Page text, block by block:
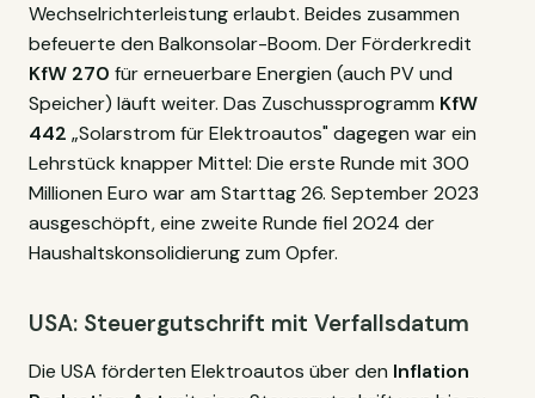
Wechselrichterleistung erlaubt. Beides zusammen
befeuerte den Balkonsolar-Boom. Der Förderkredit
KfW 270 für erneuerbare Energien (auch PV und
Speicher) läuft weiter. Das Zuschussprogramm KfW
442 „Solarstrom für Elektroautos" dagegen war ein
Lehrstück knapper Mittel: Die erste Runde mit 300
Millionen Euro war am Starttag 26. September 2023
ausgeschöpft, eine zweite Runde fiel 2024 der
Haushaltskonsolidierung zum Opfer.
USA: Steuergutschrift mit Verfallsdatum
Die USA förderten Elektroautos über den Inflation